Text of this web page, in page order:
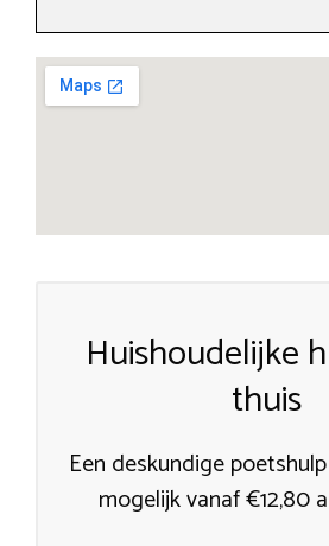
Huishoudelijke
thuis
Een deskundige
mogelijk vanaf €12,80